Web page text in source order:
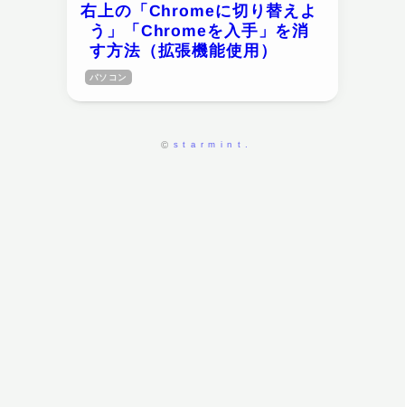
右上の「Chromeに切り替えよ
う」「Chromeを入手」を消
す方法（拡張機能使用）
パソコン
© starmint.